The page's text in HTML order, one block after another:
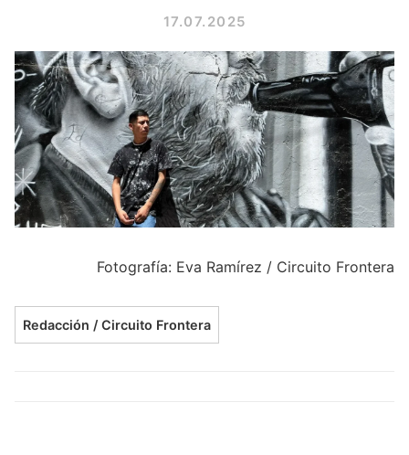
17.07.2025
Fotografía: Eva Ramírez / Circuito Frontera
Redacción / Circuito Frontera